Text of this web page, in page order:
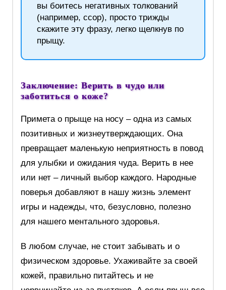
вы боитесь негативных толкований
(например, ссор), просто трижды
скажите эту фразу, легко щелкнув по
прыщу.
Заключение: Верить в чудо или
заботиться о коже?
Примета о прыще на носу – одна из самых
позитивных и жизнеутверждающих. Она
превращает маленькую неприятность в повод
для улыбки и ожидания чуда. Верить в нее
или нет – личный выбор каждого. Народные
поверья добавляют в нашу жизнь элемент
игры и надежды, что, безусловно, полезно
для нашего ментального здоровья.
В любом случае, не стоит забывать и о
физическом здоровье. Ухаживайте за своей
кожей, правильно питайтесь и не